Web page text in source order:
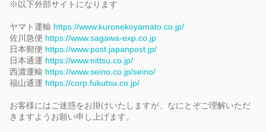
※以下外部サイトになります
ヤマト運輸 https://www.kuronekoyamato.co.jp/
佐川急便 https://www.sagawa-exp.co.jp
日本郵便 https://www.post.japanpost.jp/
日本通運 https://www.nittsu.co.jp/
西濃運輸 https://www.seino.co.jp/seino/
福山通運 https://corp.fukutsu.co.jp/
お客様にはご迷惑をお掛けいたしますが、なにとぞご理解いただ
きますようお願い申し上げます。